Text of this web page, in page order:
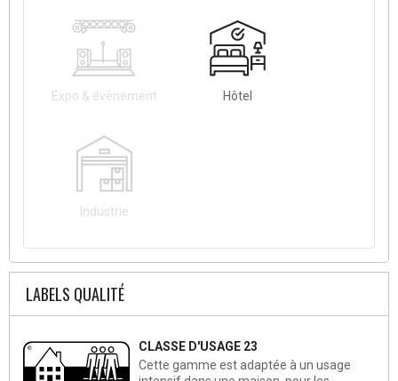
Expo & évènement Hôtel
Industrie
LABELS QUALITÉ
CLASSE D'USAGE 23
Cette gamme est adaptée à un usage